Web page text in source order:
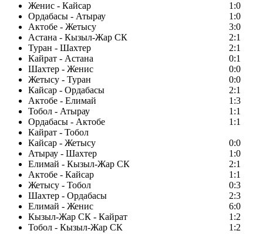
Женис - Кайсар
1:0
Ордабасы - Атырау
1:0
Актобе - Жетысу
3:0
Астана - Кызыл-Жар СК
2:1
Туран - Шахтер
2:1
Кайрат - Астана
0:1
Шахтер - Женис
0:0
Жетысу - Туран
0:0
Кайсар - Ордабасы
2:1
Актобе - Елимай
1:3
Тобол - Атырау
1:1
Ордабасы - Актобе
1:1
Кайрат - Тобол
Кайсар - Жетысу
0:0
Атырау - Шахтер
1:0
Елимай - Кызыл-Жар СК
2:1
Актобе - Кайсар
1:1
Жетысу - Тобол
0:3
Шахтер - Ордабасы
2:3
Елимай - Женис
6:0
Кызыл-Жар СК - Кайрат
1:2
Тобол - Кызыл-Жар СК
1:2